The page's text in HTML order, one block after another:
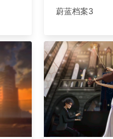
蔚蓝档案3